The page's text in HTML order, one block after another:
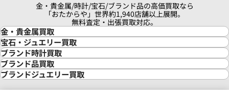
金・貴金属/時計/宝石/ブランド品の高価買取なら
「おたからや」世界約1,940店舗以上展開。
無料査定・出張買取対応。
金・貴金属買取
金買取
金の相場価格情報
金の参考買取価格一覧
インゴット買取
インゴットの相場価格情報
24金買取
宝石・ジュエリー買取
宝石・ジュエリー買取
ダイヤモンド買取
ダイヤモンド・宝石の参考価格一覧
リング・結婚指輪買取
エメラルド買取
ブランド時計買取
時計買取
ロレックス買取
ロレックス デイトナ買取
ロレックス サブマリーナー買取
ブランド品買取
ブランド買取
ブランドジュエリー買取